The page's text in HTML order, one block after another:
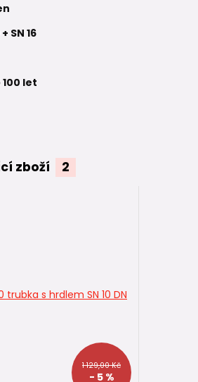
+ SN 16
let
zboží 2
1 129,00 Kč
- 5 %